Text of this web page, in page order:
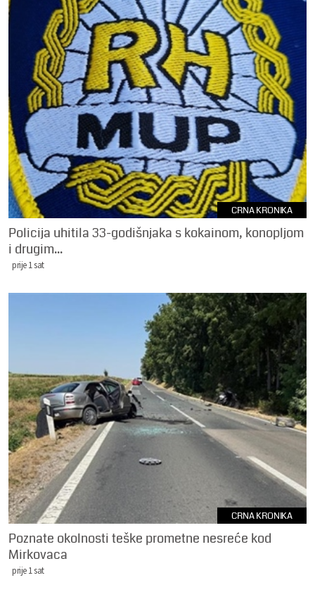
CRNA KRONIKA
Policija uhitila 33-godišnjaka s kokainom, konopljom
i drugim...
prije 1 sat
CRNA KRONIKA
Poznate okolnosti teške prometne nesreće kod
Mirkovaca
prije 1 sat